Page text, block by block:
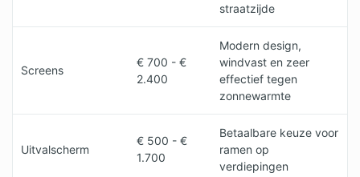
straatzijde
Screens
€ 700 - €
2.400
Modern design,
windvast en zeer
effectief tegen
zonnewarmte
Uitvalscherm
€ 500 - €
1.700
Betaalbare keuze voor
ramen op
verdiepingen